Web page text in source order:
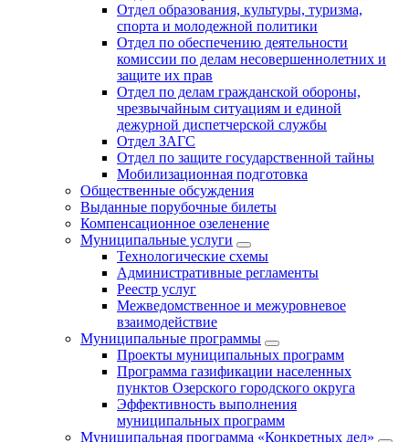
Отдел образования, культуры, туризма,
спорта и молодежной политики
Отдел по обеспечению деятельности
комиссии по делам несовершеннолетних и
защите их прав
Отдел по делам гражданской обороны,
чрезвычайным ситуациям и единой
дежурной диспетчерской службы
Отдел ЗАГС
Отдел по защите государственной тайны
Мобилизационная подготовка
Общественные обсуждения
Выданные порубочные билеты
Компенсационное озеленение
Муниципальные услуги
Технологические схемы
Административные регламенты
Реестр услуг
Межведомственное и межуровневое
взаимодействие
Муниципальные программы
Проекты муниципальных программ
Программа газификации населенных
пунктов Озерского городского округа
Эффективность выполнения
муниципальных программ
Муниципальная программа «Конкретных дел»